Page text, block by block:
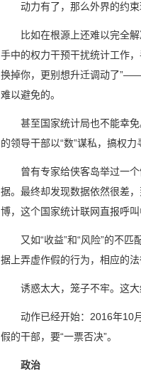
动力有了，那么外界的约束
比如在根源上还难以完全解
手中的权力干预干扰统计工作
换掉你，更别想升迁调动了
难以避免的。
甚至国家统计局也不能幸免
的领导干部以“数”谋私，搞权力
曾有专家给侠客岛举过一个
据。最终却发现数据依然很差
博，这个国家统计联网直报呼
又如“收益”和“风险”的不匹
据上弄虚作假的行为，相应的法
诱惑太大，笼子不牢。这大
动作已经开始：2016年10月
假的干部，要“一票否决”。
政治